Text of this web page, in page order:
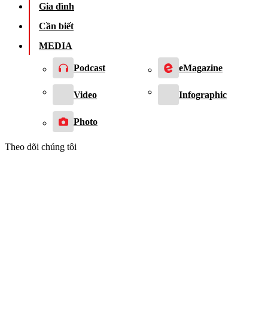
Gia đình
Cần biết
MEDIA
Podcast eMagazine
Video Infographic
Photo
Theo dõi chúng tôi